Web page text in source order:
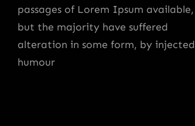
passages of Lorem Ipsum available,
but the majority have suffered
alteration in some form, by injected
humour